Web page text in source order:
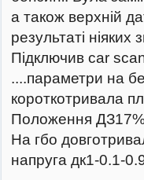
а також верхній
результаті ніяких
Підключив car
....параметри на
короткотривала
Положення ДЗ17%
На гбо
напруга дк1-0.1-